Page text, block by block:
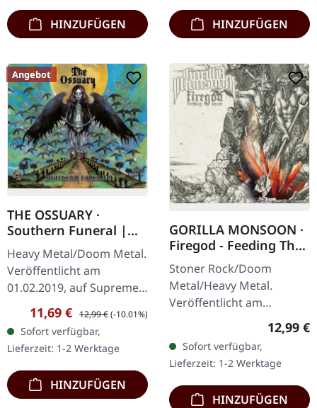
HINZUFÜGEN
HINZUFÜGEN
Angebot
THE OSSUARY ·
Southern Funeral |
DIGIPAK CD
Heavy Metal/Doom Metal.
Veröffentlicht am
01.02.2019, auf Supreme
Chaos Records.
Erstauflage als CD im
DigiPak mit 12-seitigem
Booklet. Geht es dir…
Verkaufspreis:
11,69 € Regulärer Preis:
12,99 €(-10.01%)
Sofort verfügbar,
Lieferzeit: 1-2 Werktage
HINZUFÜGEN
GORILLA MONSOON ·
Firegod - Feeding The
Beast | CD
Stoner Rock/Doom
Metal/Heavy Metal.
Veröffentlicht am
11.05.2018, auf Supreme
Chaos Records. CD im
Jewelcase mit 8-seitigem
Booklet. Das dritte
Album…
12,99 €
Sofort verfügbar,
Lieferzeit: 1-2 Werktage
HINZUFÜGEN